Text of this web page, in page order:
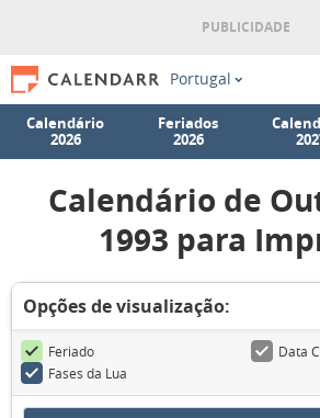
Portugal
Calendário
2026
Feriados
2026
Calendário de
1993 para
Opções de visualização:
Feriado
Data
Fases da Lua